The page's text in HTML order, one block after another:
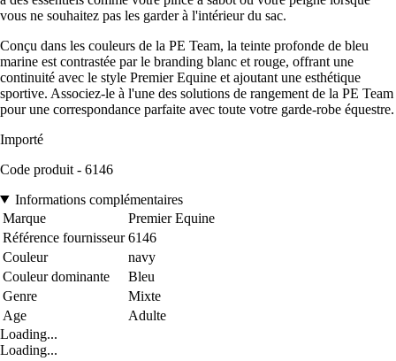
vous ne souhaitez pas les garder à l'intérieur du sac.
Conçu dans les couleurs de la PE Team, la teinte profonde de bleu
marine est contrastée par le branding blanc et rouge, offrant une
continuité avec le style Premier Equine et ajoutant une esthétique
sportive. Associez-le à l'une des solutions de rangement de la PE Team
pour une correspondance parfaite avec toute votre garde-robe équestre.
Importé
Code produit - 6146
Informations complémentaires
Marque
Premier Equine
Référence fournisseur 6146
Couleur
navy
Couleur dominante
Bleu
Genre
Mixte
Age
Adulte
Loading...
Loading...